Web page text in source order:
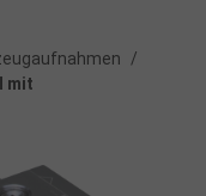
/
mit